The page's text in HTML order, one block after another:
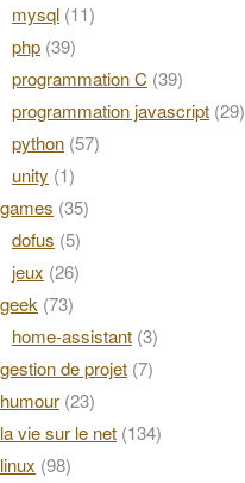
mysql (11)
php (39)
programmation C (39)
programmation javascript (29)
python (57)
unity (1)
games (35)
dofus (5)
jeux (26)
geek (73)
home-assistant (3)
gestion de projet (7)
humour (23)
la vie sur le net (134)
linux (98)